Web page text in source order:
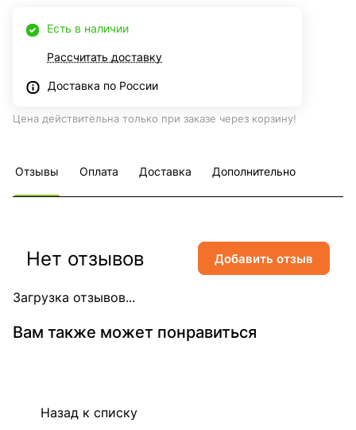
Есть в наличии
Рассчитать доставку
Доставка по России
Цена действительна только при заказе через корзину!
Отзывы Оплата Доставка Дополнительно
Загрузка отзывов...
Нет отзывов Добавить отзыв
Вам также может понравиться
Назад к списку